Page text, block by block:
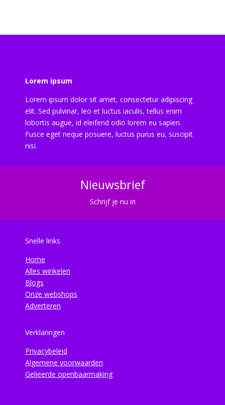
Lorem ipsum
Lorem ipsum dolor sit amet, consectetur adipiscing
elit. Sed pulvinar, leo et luctus iaculis, tellus enim
lobortis augue, id eleifend odio lorem eu sapien.
Fusce eget neque posuere, luctus purus eu, suscipit
nisi.
Nieuwsbrief
Schrijf je nu in
Snelle links
Home
Alles winkelen
Blogs
Onze webshops
Adverteren
Verklaringen
Privacybeleid
Algemene voorwaarden
Gelieerde openbaarmaking